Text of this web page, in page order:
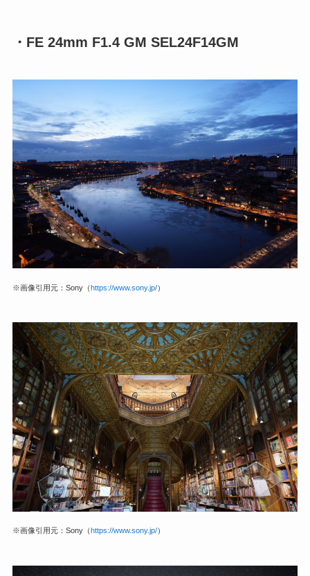
・FE 24mm F1.4 GM SEL24F14GM
※画像引用元：Sony（ https://www.sony.jp/）
※画像引用元：Sony（ https://www.sony.jp/）